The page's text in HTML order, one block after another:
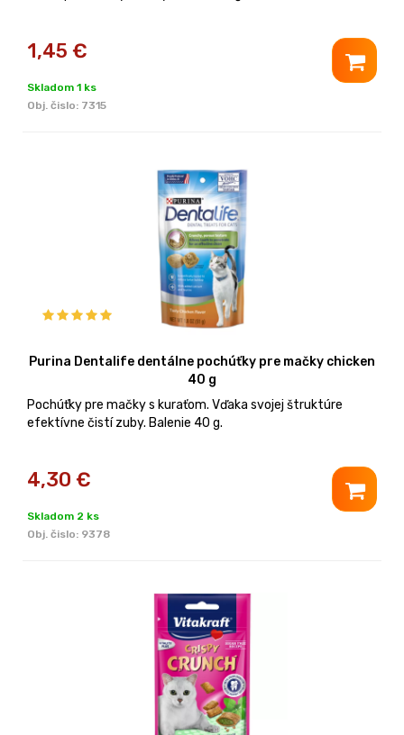
1,45 €
Skladom 1 ks
Obj. čislo: 7315
Purina Dentalife dentálne pochúťky pre mačky chicken
40 g
Pochúťky pre mačky s kuraťom. Vďaka svojej štruktúre
efektívne čistí zuby. Balenie 40 g.
4,30 €
Skladom 2 ks
Obj. čislo: 9378